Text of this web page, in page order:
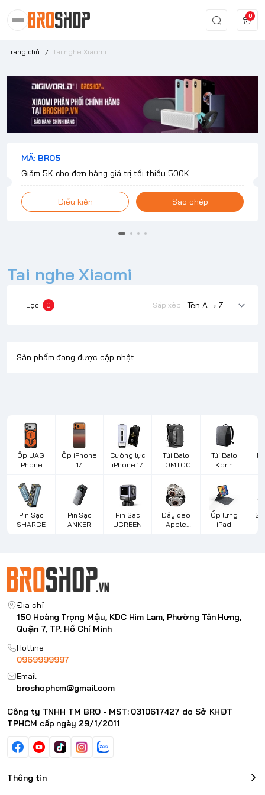
0
Trang chủ / Tai nghe Xiaomi
MÃ: BRO5
Giảm 5K cho đơn hàng giá trị tối thiểu 500K.
Điều kiện Sao chép
Tai nghe Xiaomi
Lọc 0 Sắp xếp
Sản phẩm đang được cập nhật
Ốp UAG
iPhone
Ốp iPhone
17
Cường lực
iPhone 17
Túi Balo
TOMTOC
Túi Balo
Korin
Pin Sạc
SHARGE
Pin Sạc
ANKER
Pin Sạc
UGREEN
Dây đeo
Apple
Ốp lưng
iPad
Địa chỉ
150 Hoàng Trọng Mậu, KDC Him Lam, Phường Tân Hưng,
Quận 7, TP. Hồ Chí Minh
Hotline
0969999997
Email
broshophcm@gmail.com
Công ty TNHH TM BRO - MST: 0310617427 do Sở KHĐT
TPHCM cấp ngày 29/1/2011
Thông tin